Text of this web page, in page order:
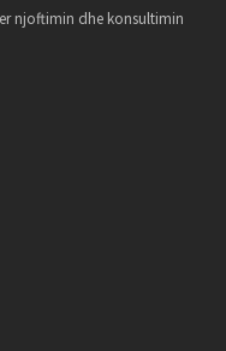
njoftimin dhe konsultimin